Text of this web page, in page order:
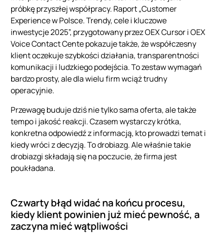
próbkę przyszłej współpracy. Raport „Customer
Experience w Polsce. Trendy, cele i kluczowe
inwestycje 2025”, przygotowany przez OEX Cursor i OEX
Voice Contact Cente pokazuje także, że współczesny
klient oczekuje szybkości działania, transparentności
komunikacji i ludzkiego podejścia. To zestaw wymagań
bardzo prosty, ale dla wielu firm wciąż trudny
operacyjnie.
Przewagę buduje dziś nie tylko sama oferta, ale także
tempo i jakość reakcji. Czasem wystarczy krótka,
konkretna odpowiedź z informacją, kto prowadzi temat i
kiedy wróci z decyzją. To drobiazg. Ale właśnie takie
drobiazgi składają się na poczucie, że firma jest
poukładana.
Czwarty błąd widać na końcu procesu,
kiedy klient powinien już mieć pewność, a
zaczyna mieć wątpliwości